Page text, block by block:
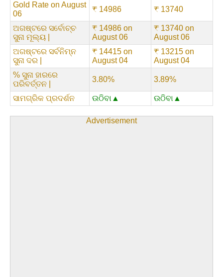
Gold Rate on August
06
₹ 14986 ₹ 13740
ଅଗଷ୍ଟରେ ସର୍ବୋଚ୍ଚ
ସୁନା ମୂଲ୍ୟ |
₹ 14986 on
August 06
₹ 13740 on
August 06
ଅଗଷ୍ଟରେ ସର୍ବନିମ୍ନ
ସୁନା ଦର |
₹ 14415 on
August 04
₹ 13215 on
August 04
% ସୁନା ହାରରେ
ପରିବର୍ତ୍ତନ |
3.80% 3.89%
ସାମଗ୍ରିକ ପ୍ରଦର୍ଶନ ଉଠିବା▲ ଉଠିବା▲
Advertisement